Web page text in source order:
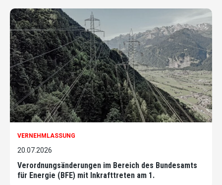
VERNEHMLASSUNG
20.07.2026
Verordnungsänderungen im Bereich des Bundesamts
für Energie (BFE) mit Inkrafttreten am 1.